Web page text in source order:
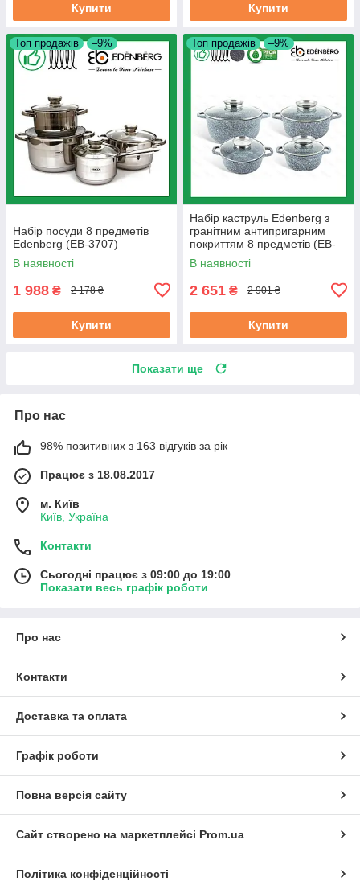
Купити Купити
Топ продажів –9%
Набір посуди 8 предметів
Edenberg (EB-3707)
В наявності
1 988 ₴ 2 178 ₴
Купити
Топ продажів –9%
Набір каструль Edenberg з
гранітним антипригарним
покриттям 8 предметів (EB-
8035)
В наявності
2 651 ₴ 2 901 ₴
Купити
Показати ще
Про нас
98% позитивних з 163 відгуків за рік
Працює з 18.08.2017
м. Київ
Київ, Україна
Контакти
Сьогодні працює з 09:00 до 19:00
Показати весь графік роботи
Про нас
Контакти
Доставка та оплата
Графік роботи
Повна версія сайту
Сайт створено на маркетплейсі Prom.ua
Політика конфіденційності